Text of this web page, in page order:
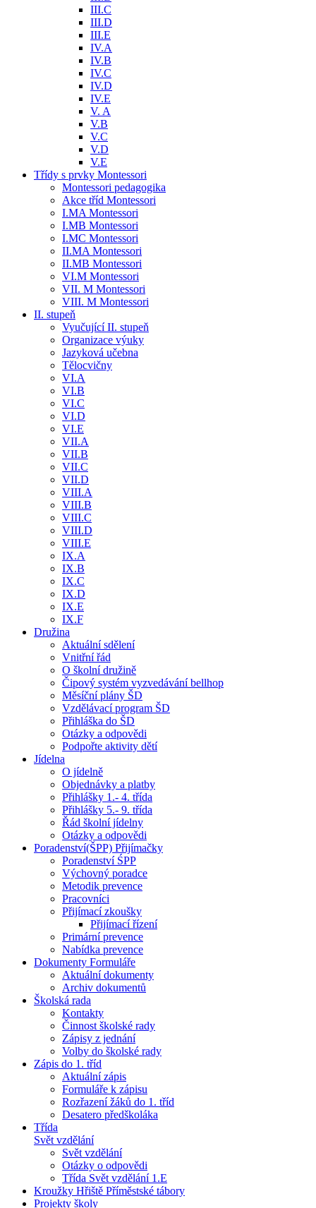
III.C
III.D
III.E
IV.A
IV.B
IV.C
IV.D
IV.E
V. A
V.B
V.C
V.D
V.E
Třídy s prvky Montessori
Montessori pedagogika
Akce tříd Montessori
I.MA Montessori
I.MB Montessori
I.MC Montessori
II.MA Montessori
II.MB Montessori
VI.M Montessori
VII. M Montessori
VIII. M Montessori
II. stupeň
Vyučující II. stupeň
Organizace výuky
Jazyková učebna
Tělocvičny
VI.A
VI.B
VI.C
VI.D
VI.E
VII.A
VII.B
VII.C
VII.D
VIII.A
VIII.B
VIII.C
VIII.D
VIII.E
IX.A
IX.B
IX.C
IX.D
IX.E
IX.F
Družina
Aktuální sdělení
Vnitřní řád
O školní družině
Čipový systém vyzvedávání bellhop
Měsíční plány ŠD
Vzdělávací program ŠD
Přihláška do ŠD
Otázky a odpovědi
Podpořte aktivity dětí
Jídelna
O jídelně
Objednávky a platby
Přihlášky 1.- 4. třída
Přihlášky 5.- 9. třída
Řád školní jídelny
Otázky a odpovědi
Poradenství(ŠPP) Přijímačky
Poradenství ŚPP
Výchovný poradce
Metodik prevence
Pracovníci
Přijímací zkoušky
Přijímací řízení
Primární prevence
Nabídka prevence
Dokumenty Formuláře
Aktuální dokumenty
Archiv dokumentů
Školská rada
Kontakty
Činnost školské rady
Zápisy z jednání
Volby do školské rady
Zápis do 1. tříd
Aktuální zápis
Formuláře k zápisu
Rozřazení žáků do 1. tříd
Desatero předškoláka
Třída
Svět vzdělání
Svět vzdělání
Otázky o odpovědi
Třída Svět vzdělání 1.E
Kroužky Hřiště Příměstské tábory
Projekty školy